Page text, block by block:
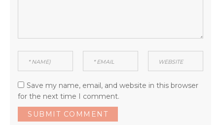
Save my name, email, and website in this browser
for the next time I comment.